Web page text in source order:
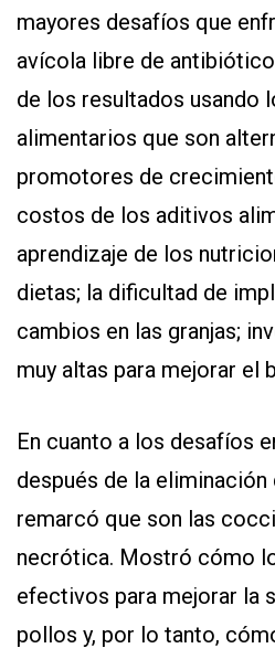
mayores desafíos que
avícola libre de
de los resultados usando
alimentarios que son
promotores de
costos de los aditivos
aprendizaje de los
dietas; la dificultad de
cambios en las granjas;
muy altas para mejorar el
En cuanto a los desafíos
después de la
remarcó que son las
necrótica. Mostró cómo
efectivos para mejorar la
pollos y, por lo tanto,